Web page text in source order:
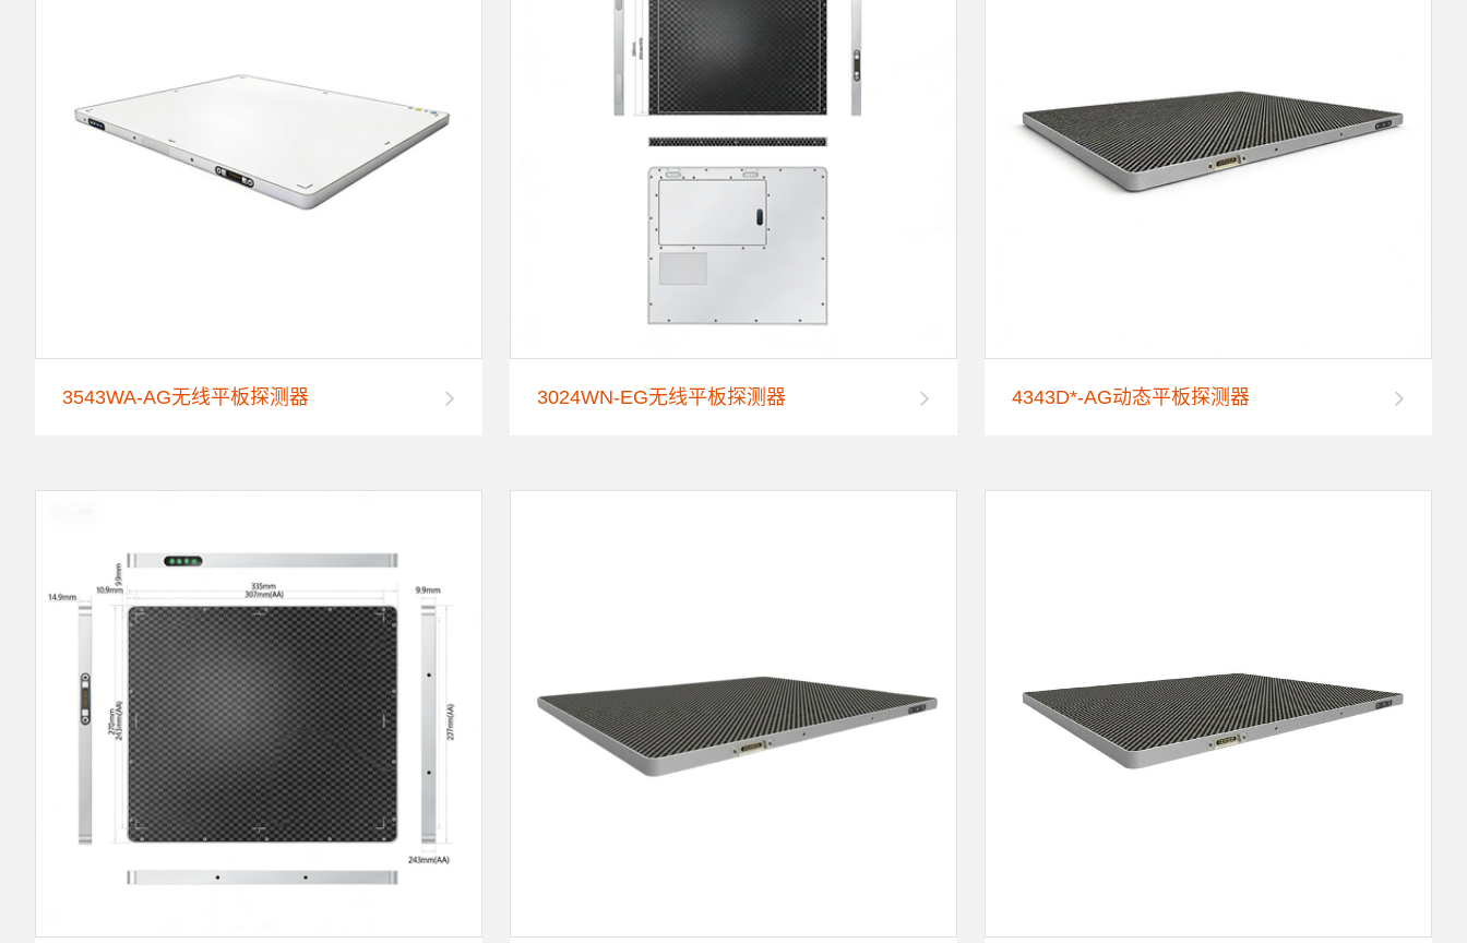
3543WA-AG无线平板探测器 3024WN-EG无线平板探测器 4343D*-AG动态平板探测器